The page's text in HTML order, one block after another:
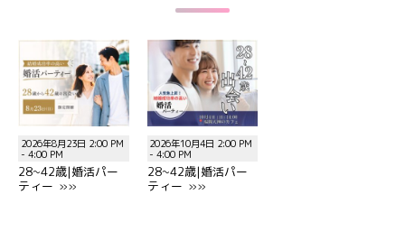
2026年8月23日 2:00 PM
- 4:00 PM
28~42歳|婚活パー
ティー »»
2026年10月4日 2:00 PM
- 4:00 PM
28~42歳|婚活パー
ティー »»